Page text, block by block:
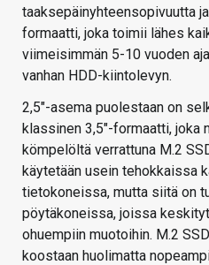
taaksepäinyhteensopivuutta
formaatti, joka toimii lähes
viimeisimmän 5-10 vuoden
vanhan HDD-kiintolevyn.
2,5″-asema puolestaan on
klassinen 3,5″-formaatti, joka
kömpelöltä verrattuna M.2
käytetään usein tehokkaissa
tietokoneissa, mutta siitä on
pöytäkoneissa, joissa
ohuempiin muotoihin. M.2
koostaan huolimatta